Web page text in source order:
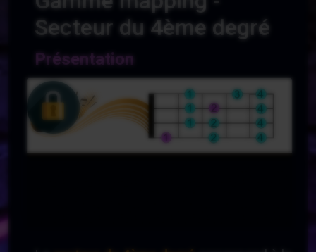
Secteur du 4ème degré
Présentation